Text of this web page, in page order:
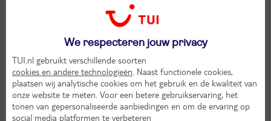
We respecteren jouw privacy
TUI.nl gebruikt verschillende soorten
cookies en andere technologieën . Naast functionele cookies,
plaatsen wij analytische cookies om het gebruik en de kwaliteit van
onze website te meten. Voor een betere gebruikservaring, het
tonen van gepersonaliseerde aanbiedingen en om de ervaring op
social media platformen te verbeteren